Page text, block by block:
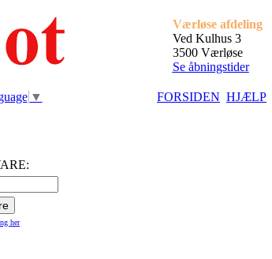
Værløse afdeling
Ved Kulhus 3
3500 Værløse
Se åbningstider
▼ FORSIDEN HJÆLP
her